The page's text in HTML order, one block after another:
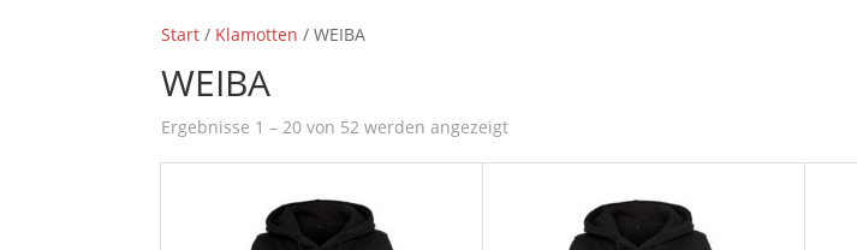
Start / Klamotten / WEIBA
WEIBA
Ergebnisse 1 – 20 von 52 werden angezeigt